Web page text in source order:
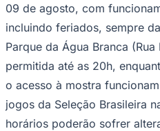
09 de agosto, com
incluindo feriados, sempre
Parque da Água Branca
permitida até as 20h,
o acesso à mostra
jogos da Seleção Brasileira
horários poderão sofrer